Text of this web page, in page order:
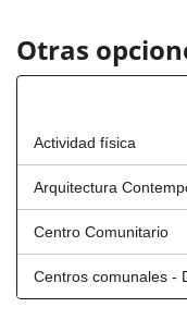
Otras
Actividad física
Arquitectura
Centro Comunitario
Centros comunales -